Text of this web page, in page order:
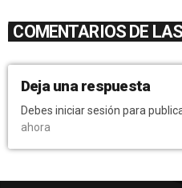
COMENTARIOS DE
Deja una respuesta
Debes iniciar sesión para
ahora